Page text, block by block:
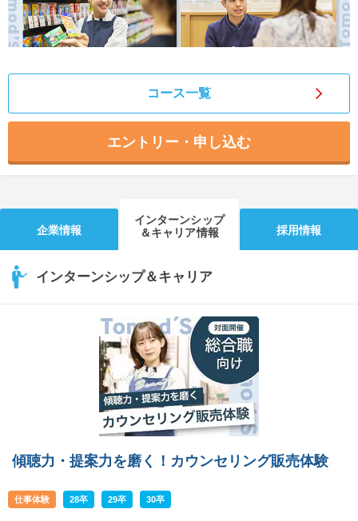
コース一覧
エントリー・申し込む
企業情報
インターンシップ
＆キャリア情報
採用情報
インターンシップ＆キャリア
傾聴力・提案力を磨く！カウンセリング販売体験
仕事体験 28卒 29卒 30卒